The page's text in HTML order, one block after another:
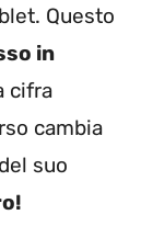
Questo
in
cifra
cambia
suo